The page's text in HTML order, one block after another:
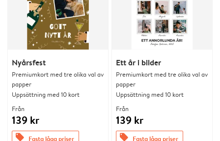
Nyårsfest
Premiumkort med tre olika val av
papper
Uppsättning med 10 kort
Från
139 kr
offers Fasta låga priser
Ett år i bilder
Premiumkort med tre olika val av
papper
Uppsättning med 10 kort
Från
139 kr
offers Fasta låga priser